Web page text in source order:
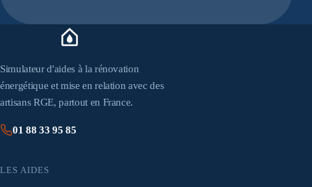
Simulateur d'aides à la rénovation
énergétique et mise en relation avec des
artisans RGE, partout en France.
01 88 33 95 85
LES AIDES